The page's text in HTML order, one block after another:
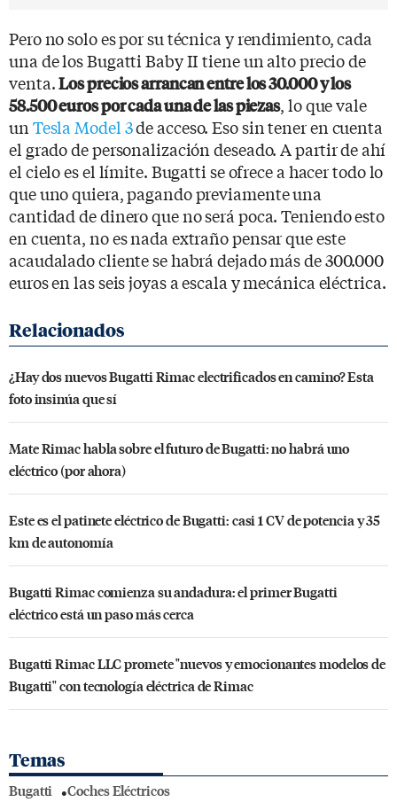
Pero no solo es por su técnica y rendimiento, cada
una de los Bugatti Baby II tiene un alto precio de
venta.Los precios arrancan entre los 30.000 y los
58.500 euros por cada una de las piezas, lo que vale
unTesla Model 3de acceso. Eso sin tener en cuenta
el grado de personalización deseado. A partir de ahí
el cielo es el límite. Bugatti se ofrece a hacer todo lo
que uno quiera, pagando previamente una
cantidad de dinero que no será poca. Teniendo esto
en cuenta, no es nada extraño pensar que este
acaudalado cliente se habrá dejado más de 300.000
euros en las seis joyas a escala y mecánica eléctrica.
¿Hay dos nuevos Bugatti Rimac electrificados en camino? Esta
foto insinúa que sí
Mate Rimac habla sobre el futuro de Bugatti: no habrá uno
eléctrico (por ahora)
Este es el patinete eléctrico de Bugatti: casi 1 CV de potencia y 35
km de autonomía
Bugatti Rimac comienza su andadura: el primer Bugatti
eléctrico está un paso más cerca
Bugatti Rimac LLC promete "nuevos y emocionantes modelos de
Bugatti" con tecnología eléctrica de Rimac
Temas
Bugatti Coches Eléctricos